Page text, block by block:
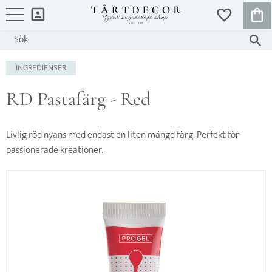
FAVORITER
INGREDIENSER
RD Pastafärg - Red
Livlig röd nyans med endast en liten mängd färg. Perfekt för
passionerade kreationer.